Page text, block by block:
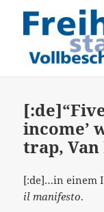
income’
trap,
[:de]…in einem
il manifesto.